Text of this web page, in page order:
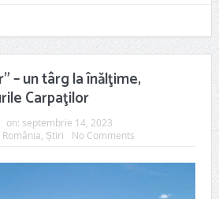
– un târg la înălţime,
Carpaţilor
on: septembrie 14, 2023
România, Știri No Comments